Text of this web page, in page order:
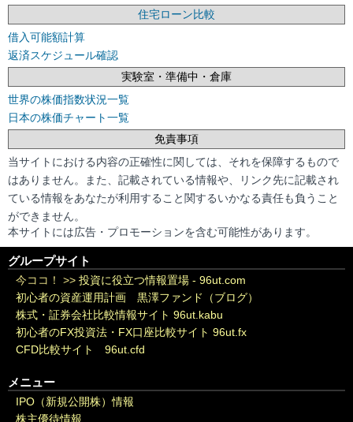
住宅ローン比較
借入可能額計算
返済スケジュール確認
実験室・準備中・倉庫
世界の株価指数状況一覧
日本の株価チャート一覧
免責事項
当サイトにおける内容の正確性に関しては、それを保障するもので
はありません。また、記載されている情報や、リンク先に記載され
ている情報をあなたが利用すること関するいかなる責任も負うこと
ができません。
本サイトには広告・プロモーションを含む可能性があります。
グループサイト
今ココ！ >> 投資に役立つ情報置場 - 96ut.com
初心者の資産運用計画 黒澤ファンド（ブログ）
株式・証券会社比較情報サイト 96ut.kabu
初心者のFX投資法・FX口座比較サイト 96ut.fx
CFD比較サイト 96ut.cfd
メニュー
IPO（新規公開株）情報
株主優待情報